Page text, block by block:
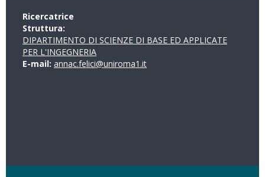
Ricercatrice
Struttura:
DIPARTIMENTO DI SCIENZE DI BASE ED APPLICATE
PER L'INGEGNERIA
E-mail: annac.felici@uniroma1.it